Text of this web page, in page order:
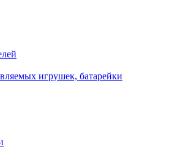
игрушек, батарейки